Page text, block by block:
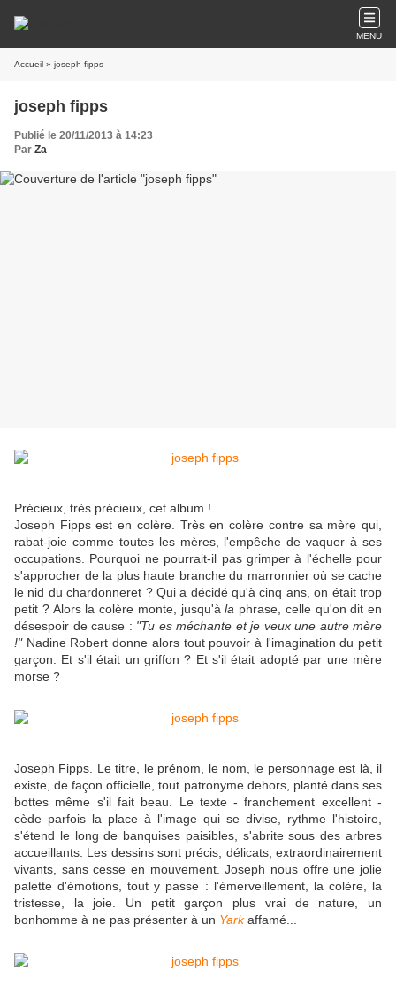
MENU
Accueil » joseph fipps
joseph fipps
Publié le 20/11/2013 à 14:23
Par Za
Précieux, très précieux, cet album !
Joseph Fipps est en colère. Très en colère contre sa mère qui,
rabat-joie comme toutes les mères, l'empêche de vaquer à ses
occupations. Pourquoi ne pourrait-il pas grimper à l'échelle pour
s'approcher de la plus haute branche du marronnier où se cache
le nid du chardonneret ? Qui a décidé qu'à cinq ans, on était trop
petit ? Alors la colère monte, jusqu'àla phrase, celle qu'on dit en
désespoir de cause : "Tu es méchante et je veux une autre mère
!"Nadine Robert donne alors tout pouvoir à l'imagination du petit
garçon. Et s'il était un griffon ? Et s'il était adopté par une mère
morse ?
Joseph Fipps. Le titre, le prénom, le nom, le personnage est là, il
existe, de façon officielle, tout patronyme dehors, planté dans ses
bottes même s'il fait beau. Le texte - franchement excellent -
cède parfois la place à l'image qui se divise, rythme l'histoire,
s'étend le long de banquises paisibles, s'abrite sous des arbres
accueillants. Les dessins sont précis, délicats, extraordinairement
vivants, sans cesse en mouvement. Joseph nous offre une jolie
palette d'émotions, tout y passe : l'émerveillement, la colère, la
tristesse, la joie. Un petit garçon plus vrai de nature, un
bonhomme à ne pas présenter à un Yarkaffamé...